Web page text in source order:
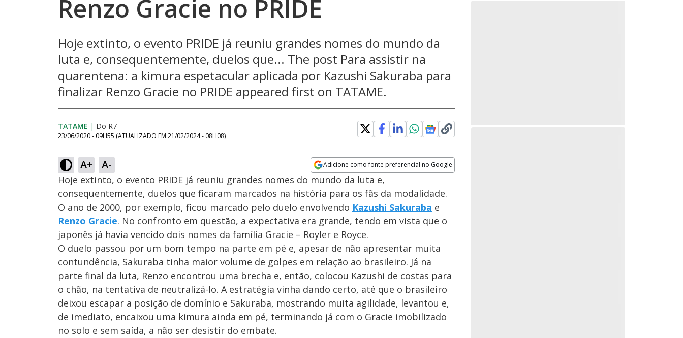
Renzo Gracie no PRIDE
Hoje extinto, o evento PRIDE já reuniu grandes nomes do mundo da
luta e, consequentemente, duelos que... The post Para assistir na
quarentena: a kimura espetacular aplicada por Kazushi Sakuraba para
finalizar Renzo Gracie no PRIDE appeared first on TATAME.
TATAME | Do R7
23/06/2020 - 09H55 (ATUALIZADO EM 21/02/2024 - 08H08)
A+ A- Adicione como fonte preferencial no Google
Opens in new window
Hoje extinto, o evento PRIDE já reuniu grandes nomes do mundo da luta e,
consequentemente, duelos que ficaram marcados na história para os fãs da modalidade.
O ano de 2000, por exemplo, ficou marcado pelo duelo envolvendo Kazushi Sakuraba e
Renzo Gracie. No confronto em questão, a expectativa era grande, tendo em vista que o
japonês já havia vencido dois nomes da família Gracie – Royler e Royce.
O duelo passou por um bom tempo na parte em pé e, apesar de não apresentar muita
contundência, Sakuraba tinha maior volume de golpes em relação ao brasileiro. Já na
parte final da luta, Renzo encontrou uma brecha e, então, colocou Kazushi de costas para
o chão, na tentativa de neutralizá-lo. A estratégia vinha dando certo, até que o brasileiro
deixou escapar a posição de domínio e Sakuraba, mostrando muita agilidade, levantou e,
de imediato, encaixou uma kimura ainda em pé, terminando já com o Gracie imobilizado
no solo e sem saída, a não ser desistir do embate.